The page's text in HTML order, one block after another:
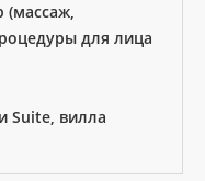
(массаж,
для лица
Suite, вилла